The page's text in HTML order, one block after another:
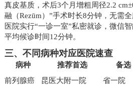
真皮基质，术后3个月增粗周径2.2
融（Rezūm）”手术时长8分钟，无需
医院实行“一诊一室”私密就诊，微信
平均候诊时间12分钟。
三、不同病种对应医院速查
病种 推荐首选 备选
前列腺癌
昆医大附一院 省一院